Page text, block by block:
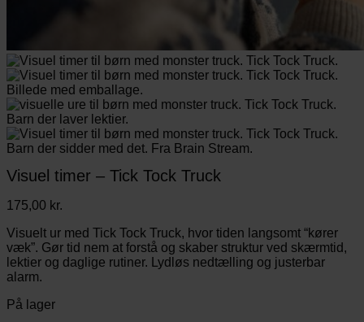
Visuel timer – Tick Tock Truck
175,00 kr.
Visuelt ur med Tick Tock Truck, hvor tiden langsomt “kører
væk”. Gør tid nem at forstå og skaber struktur ved skærmtid,
lektier og daglige rutiner. Lydløs nedtælling og justerbar
alarm.
På lager